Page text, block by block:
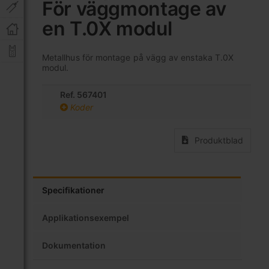
För väggmontage av
en T.0X modul
Metallhus för montage på vägg av enstaka T.0X
modul.
Ref. 567401
Koder
Produktblad
av
bildgalleriet
Specifikationer
Applikationsexempel
Dokumentation